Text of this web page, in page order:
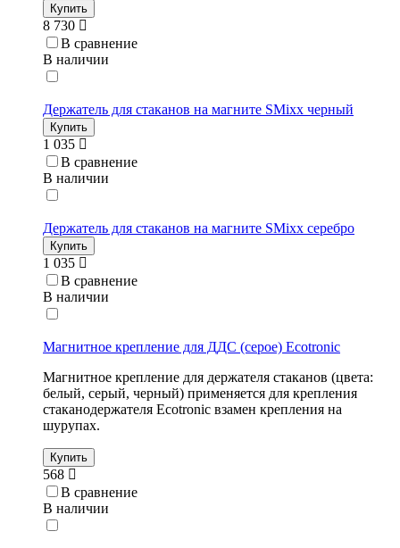
Купить
8 730
В сравнение
В наличии
Держатель для стаканов на магните SMixx черный
Купить
1 035
В сравнение
В наличии
Держатель для стаканов на магните SMixx серебро
Купить
1 035
В сравнение
В наличии
Магнитное крепление для ДДС (серое) Ecotronic
Магнитное крепление для держателя стаканов (цвета:
белый, серый, черный) применяется для крепления
стаканодержателя Ecotronic взамен крепления на
шурупах.
Купить
568
В сравнение
В наличии